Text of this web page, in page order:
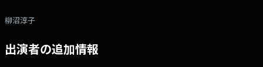
柳沼淳子
出演者の追加情報